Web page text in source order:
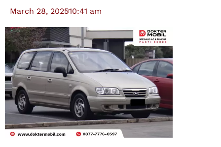
March 28, 202510:41 am